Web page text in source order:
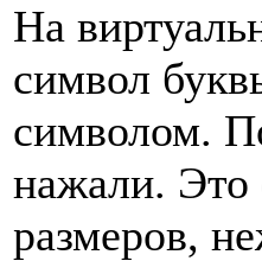
На
символ
символом.
нажали. Это
размеров,